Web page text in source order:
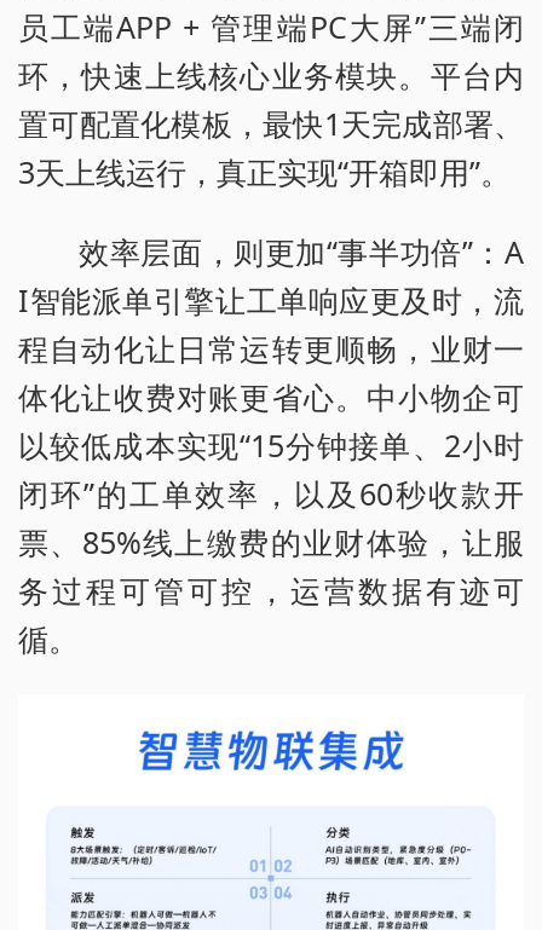
员工端APP + 管理端PC大屏”三端闭
环，快速上线核心业务模块。平台内
置可配置化模板，最快1天完成部署、
3天上线运行，真正实现“开箱即用”。
效率层面，则更加“事半功倍”：A
I智能派单引擎让工单响应更及时，流
程自动化让日常运转更顺畅，业财一
体化让收费对账更省心。中小物企可
以较低成本实现“15分钟接单、2小时
闭环”的工单效率，以及60秒收款开
票、85%线上缴费的业财体验，让服
务过程可管可控，运营数据有迹可
循。